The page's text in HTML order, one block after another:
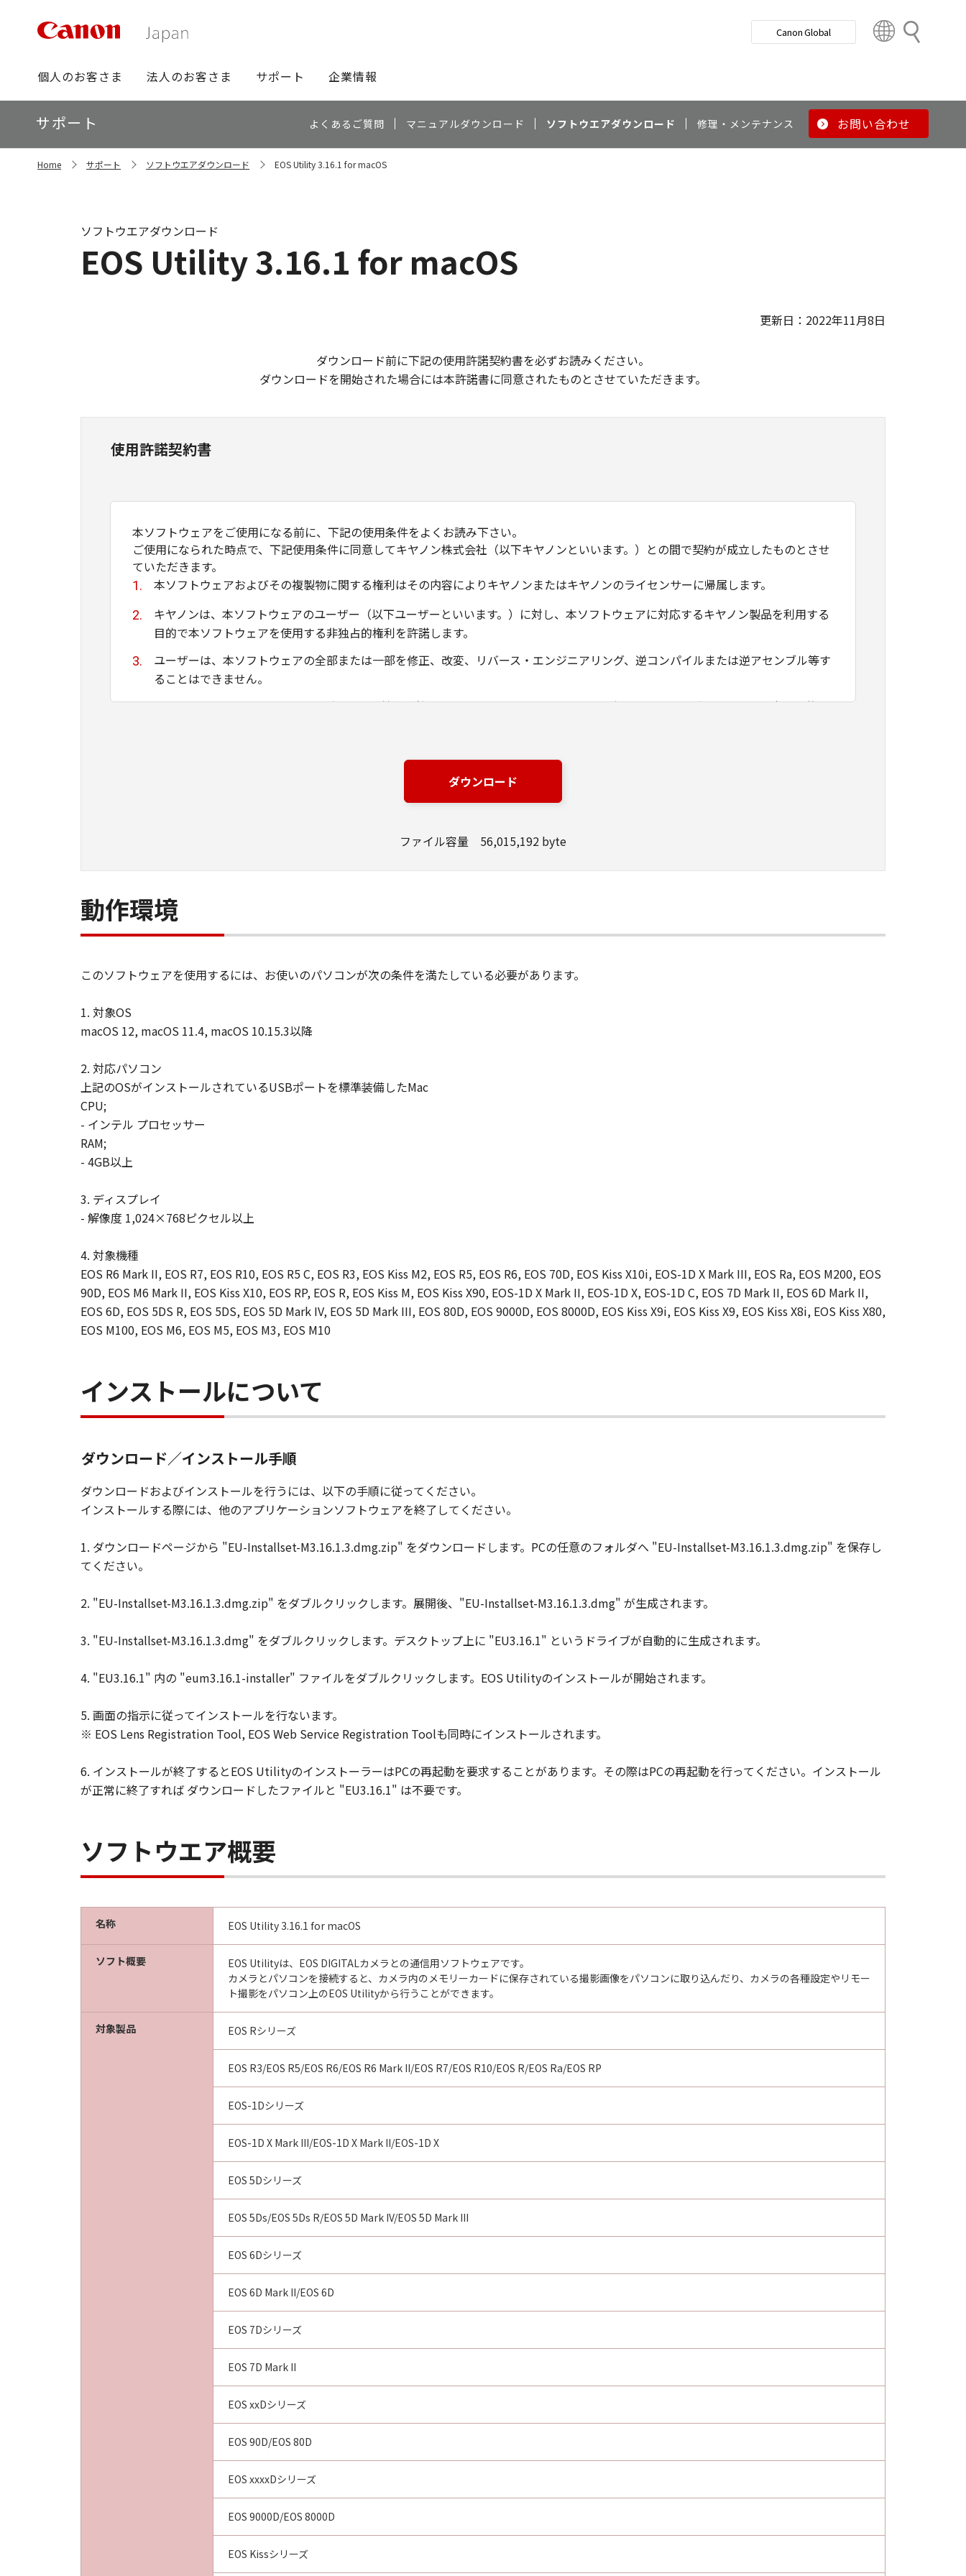
検
グ
ロ
ー
バ
ビ
個人のお客さま 法人のお客さま サポート 企業情報
Canon Global
t
y
ロ
ー
カ
ル
サポート よくあるご質問 マニュアルダウンロード ソフトウエアダウンロード 修理・メンテナンス お問い合わせ
Home サポート ソフトウエアダウンロード EOS Utility 3.16.1 for macOS
EOS Utility 3.16.1 for macOS
ソフトウエアダウンロード
更新日：2022年11月8日
ダウンロード前に下記の使用許諾契約書を必ずお読みください。
ダウンロードを開始された場合には本許諾書に同意されたものとさせていただきます。
使用許諾契約書
本ソフトウェアをご使用になる前に、下記の使用条件をよくお読み下さい。
ご使用になられた時点で、下記使用条件に同意してキヤノン株式会社（以下キヤノンといいます。）との間で契約が成立したものとさせ
ていただきます。
本ソフトウェアおよびその複製物に関する権利はその内容によりキヤノンまたはキヤノンのライセンサーに帰属します。
キヤノンは、本ソフトウェアのユーザー（以下ユーザーといいます。）に対し、本ソフトウェアに対応するキヤノン製品を利用する
目的で本ソフトウェアを使用する非独占的権利を許諾します。
ユーザーは、本ソフトウェアの全部または一部を修正、改変、リバース・エンジニアリング、逆コンパイルまたは逆アセンブル等す
ることはできません。
キヤノン、キヤノンマーケティングジャパン株式会社およびキヤノンのライセンサーは、本ソフトウェアがユーザーの特定の目的の
て生ずる直接的または間接的な損失、損害等について、いかなる場合においても一切の責任を負いません。
ダウンロード
ファイル容量 56,015,192 byte
動作環境
このソフトウェアを使用するには、お使いのパソコンが次の条件を満たしている必要があります。
1. 対象OS
macOS 12, macOS 11.4, macOS 10.15.3以降
2. 対応パソコン
上記のOSがインストールされているUSBポートを標準装備したMac
CPU;
- インテル プロセッサー
RAM;
- 4GB以上
3. ディスプレイ
- 解像度 1,024×768ピクセル以上
4. 対象機種
EOS R6 Mark II, EOS R7, EOS R10, EOS R5 C, EOS R3, EOS Kiss M2, EOS R5, EOS R6, EOS 70D, EOS Kiss X10i, EOS-1D X Mark III, EOS Ra, EOS M200, EOS
90D, EOS M6 Mark II, EOS Kiss X10, EOS RP, EOS R, EOS Kiss M, EOS Kiss X90, EOS-1D X Mark II, EOS-1D X, EOS-1D C, EOS 7D Mark II, EOS 6D Mark II,
EOS 6D, EOS 5DS R, EOS 5DS, EOS 5D Mark IV, EOS 5D Mark III, EOS 80D, EOS 9000D, EOS 8000D, EOS Kiss X9i, EOS Kiss X9, EOS Kiss X8i, EOS Kiss X80,
EOS M100, EOS M6, EOS M5, EOS M3, EOS M10
インストールについて
ダウンロード／インストール手順
ダウンロードおよびインストールを行うには、以下の手順に従ってください。
インストールする際には、他のアプリケーションソフトウェアを終了してください。
1. ダウンロードページから "EU-Installset-M3.16.1.3.dmg.zip" をダウンロードします。PCの任意のフォルダへ "EU-Installset-M3.16.1.3.dmg.zip" を保存し
てください。
2. "EU-Installset-M3.16.1.3.dmg.zip" をダブルクリックします。展開後、"EU-Installset-M3.16.1.3.dmg" が生成されます。
3. "EU-Installset-M3.16.1.3.dmg" をダブルクリックします。デスクトップ上に "EU3.16.1" というドライブが自動的に生成されます。
4. "EU3.16.1" 内の "eum3.16.1-installer" ファイルをダブルクリックします。EOS Utilityのインストールが開始されます。
5. 画面の指示に従ってインストールを行ないます。
※ EOS Lens Registration Tool, EOS Web Service Registration Toolも同時にインストールされます。
6. インストールが終了するとEOS UtilityのインストーラーはPCの再起動を要求することがあります。その際はPCの再起動を行ってください。インストール
が正常に終了すれば ダウンロードしたファイルと "EU3.16.1" は不要です。
ソフトウエア概要
名称 EOS Utility 3.16.1 for macOS
ソフト概要
EOS Utilityは、EOS DIGITALカメラとの通信用ソフトウェアです。
カメラとパソコンを接続すると、カメラ内のメモリーカードに保存されている撮影画像をパソコンに取り込んだり、カメラの各種設定やリモー
ト撮影をパソコン上のEOS Utilityから行うことができます。
対象製品 EOS Rシリーズ
EOS R3/EOS R5/EOS R6/EOS R6 Mark II/EOS R7/EOS R10/EOS R/EOS Ra/EOS RP
EOS-1Dシリーズ
EOS-1D X Mark III/EOS-1D X Mark II/EOS-1D X
EOS 5Dシリーズ
EOS 5Ds/EOS 5Ds R/EOS 5D Mark IV/EOS 5D Mark III
EOS 6Dシリーズ
EOS 6D Mark II/EOS 6D
EOS 7Dシリーズ
EOS 7D Mark II
EOS xxDシリーズ
EOS 90D/EOS 80D
EOS xxxxDシリーズ
EOS 9000D/EOS 8000D
EOS Kissシリーズ